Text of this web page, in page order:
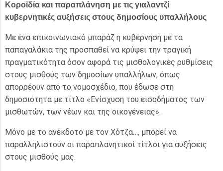
Κοροϊδία και παραπλάνηση με τις γιαλαντζί
κυβερνητικές αυξήσεις στους δημοσίους υπαλλήλους
Με ένα επικοινωνιακό μπαράζ η κυβέρνηση με τα
παπαγαλάκια της προσπαθεί να κρύψει την τραγική
πραγματικότητα όσον αφορά τις μισθολογικές ρυθμίσεις
στους μισθούς των δημοσίων υπαλλήλων, όπως
απορρέουν από το νομοσχέδιο, που έδωσε στη
δημοσιότητα με τίτλο «Ενίσχυση του εισοδήματος των
μισθωτών, των νέων και της οικογένειας».
Μόνο με το ανέκδοτο με τον Χότζα…, μπορεί να
παραλληλιστούν οι παραπλανητικοί τίτλοι για αυξήσεις
στους μισθούς μας.